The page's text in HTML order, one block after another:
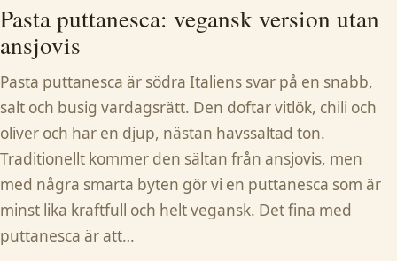
Pasta puttanesca: vegansk version utan
ansjovis
Pasta puttanesca är södra Italiens svar på en snabb,
salt och busig vardagsrätt. Den doftar vitlök, chili och
oliver och har en djup, nästan havssaltad ton.
Traditionellt kommer den sältan från ansjovis, men
med några smarta byten gör vi en puttanesca som är
minst lika kraftfull och helt vegansk. Det fina med
puttanesca är att…